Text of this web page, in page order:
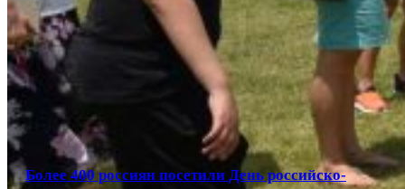
Более 400 россиян посетили День российско-